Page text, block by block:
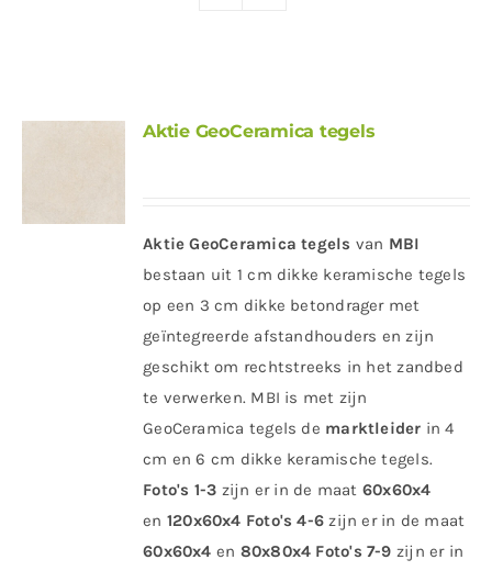
Aktie GeoCeramica tegels
Aktie GeoCeramica tegels van MBI
bestaan uit 1 cm dikke keramische tegels
op een 3 cm dikke betondrager met
geïntegreerde afstandhouders en zijn
geschikt om rechtstreeks in het zandbed
te verwerken. MBI is met zijn
GeoCeramica tegels de marktleider in 4
cm en 6 cm dikke keramische tegels.
Foto's 1-3 zijn er in de maat 60x60x4
en 120x60x4 Foto's 4-6 zijn er in de maat
60x60x4 en 80x80x4 Foto's 7-9 zijn er in